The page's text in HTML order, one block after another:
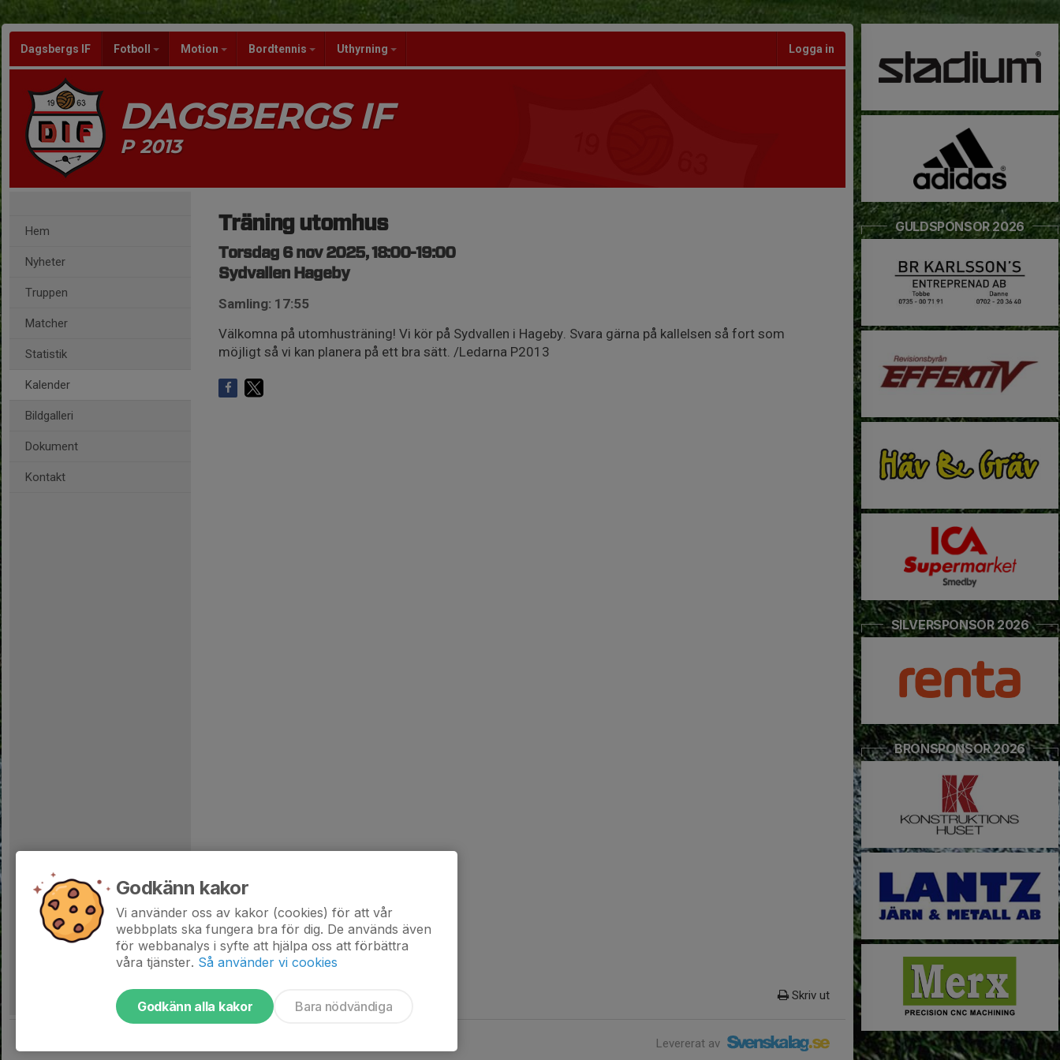
Dagsbergs IF Fotboll Motion Bordtennis Uthyrning Logga in
DAGSBERGS IF
P 2013
Hem
Nyheter
Truppen
Matcher
Statistik
Kalender
Bildgalleri
Dokument
Kontakt
Träning utomhus
Torsdag 6 nov 2025, 18:00-19:00
Sydvallen Hageby
Samling: 17:55
Välkomna på utomhusträning! Vi kör på Sydvallen i Hageby. Svara gärna på kallelsen så fort som
möjligt så vi kan planera på ett bra sätt. /Ledarna P2013
Skriv ut
Levererat av
GULDSPONSOR 2026
SILVERSPONSOR 2026
BRONSPONSOR 2026
Godkänn kakor
Vi använder oss av kakor (cookies) för att vår
webbplats ska fungera bra för dig. De används även
för webbanalys i syfte att hjälpa oss att förbättra
våra tjänster. Så använder vi cookies
Godkänn alla kakor Bara nödvändiga